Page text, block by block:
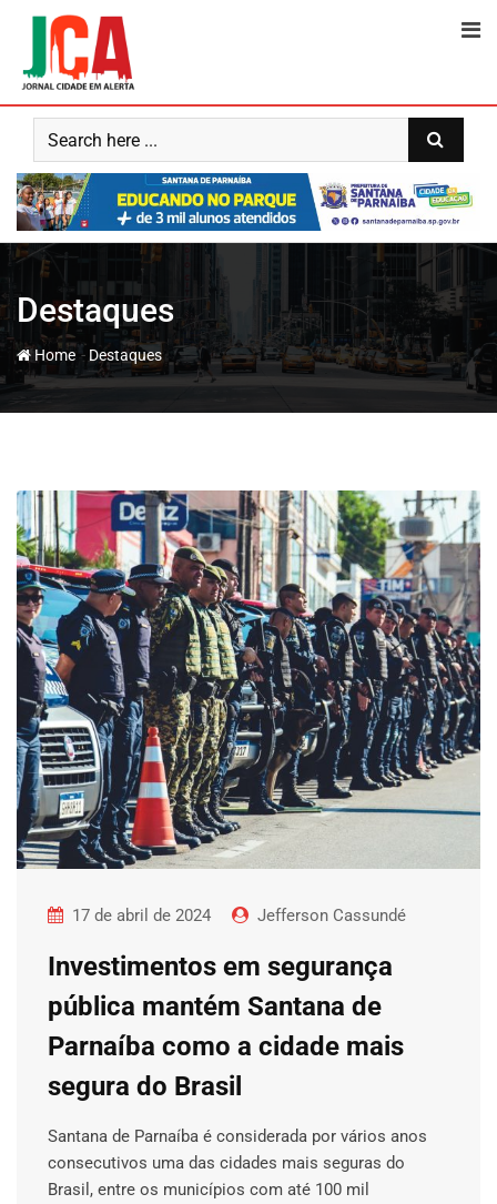
content
Destaques
Home- Destaques
17 de abril de 2024 Jefferson Cassundé
Investimentos em segurança
pública mantém Santana de
Parnaíba como a cidade mais
segura do Brasil
Santana de Parnaíba é considerada por vários anos
consecutivos uma das cidades mais seguras do
Brasil, entre os municípios com até 100 mil